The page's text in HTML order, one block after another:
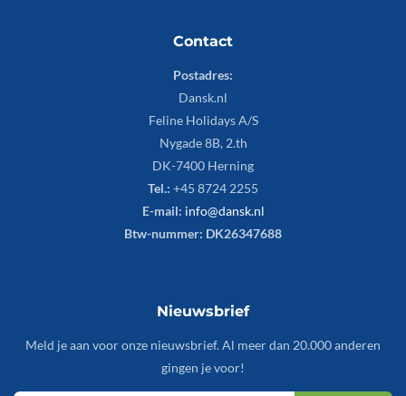
Contact
Postadres:
Dansk.nl
Feline Holidays A/S
Nygade 8B, 2.th
DK-7400 Herning
Tel.: +45 8724 2255
E-mail: info@dansk.nl
Btw-nummer: DK26347688
Nieuwsbrief
Meld je aan voor onze nieuwsbrief. Al meer dan 20.000 anderen
gingen je voor!